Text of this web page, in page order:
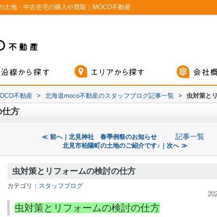
土地・中古住宅の購入や買取｜MOCO不動産
不動産 > 北海道moco不動産のスタッフブログ記事一覧 > 虫対策と
仕方
≪ 前へ｜北見神社 春季例祭のお知らせ 記事一覧
北見市柏陽町の土地のご紹介です♪｜次へ ≫
虫対策とリフォームの検討の仕方
カテゴリ： スタッフブログ
虫対策とリフォームの検討の仕方